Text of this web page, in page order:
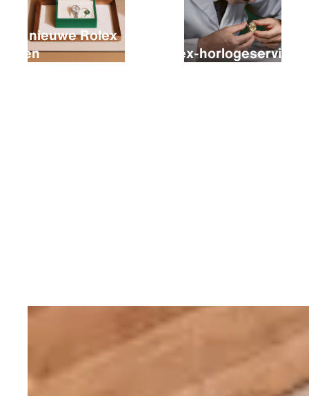
Een nieuwe Rolex
kopen
Rolex-horlogeservice